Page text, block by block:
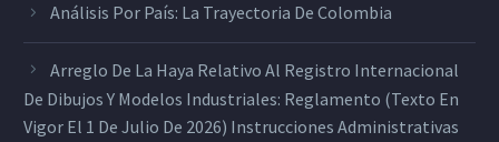
Análisis Por País: La Trayectoria De Colombia
Arreglo De La Haya Relativo Al Registro Internacional
De Dibujos Y Modelos Industriales: Reglamento (texto En
Vigor El 1 De Julio De 2026) Instrucciones Administrativas